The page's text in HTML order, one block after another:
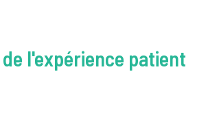
l'expérience patient